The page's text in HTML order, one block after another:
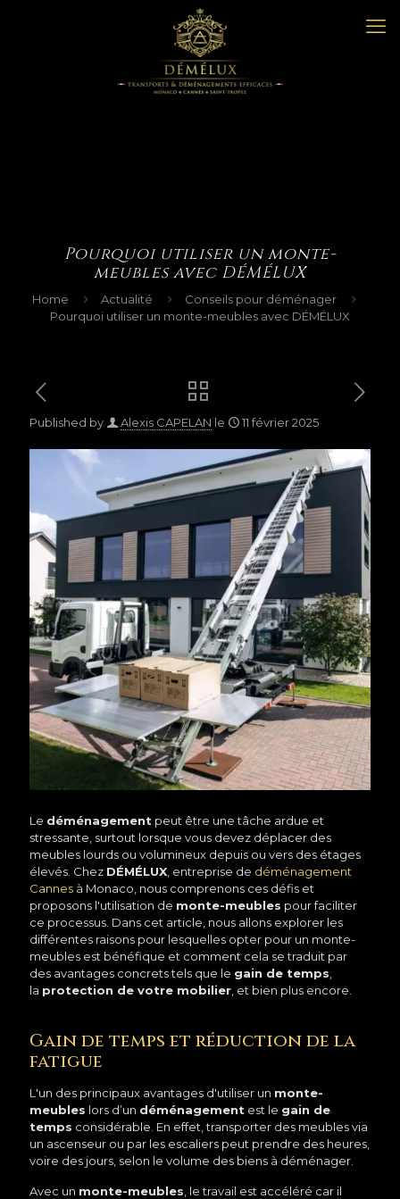
Pourquoi utiliser un monte-
meubles avec DÉMÉLUX
Home Actualité
Conseils pour déménager
Pourquoi utiliser un monte-meubles avec DÉMÉLUX
Published by Alexis CAPELAN le 11 février 2025
Le déménagement peut être une tâche ardue et
stressante, surtout lorsque vous devez déplacer des
meubles lourds ou volumineux depuis ou vers des étages
élevés. Chez DÉMÉLUX , entreprise de déménagement
Cannes à Monaco, nous comprenons ces défis et
proposons l'utilisation de monte-meubles pour faciliter
ce processus. Dans cet article, nous allons explorer les
différentes raisons pour lesquelles opter pour un monte-
meubles est bénéfique et comment cela se traduit par
des avantages concrets tels que le gain de temps
la protection de votre mobilier , et bien plus encore.
Gain de temps et réduction de la
fatigue
L'un des principaux avantages d'utiliser un monte-
meubles lors d’un déménagement est le gain de
temps considérable. En effet, transporter des meubles via
un ascenseur ou par les escaliers peut prendre des heures,
voire des jours, selon le volume des biens à déménager.
Avec un monte-meubles , le travail est accéléré car il